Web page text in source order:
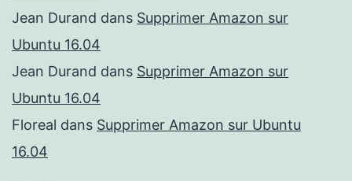
Jean Durand dans Supprimer Amazon sur
Ubuntu 16.04
Jean Durand dans Supprimer Amazon sur
Ubuntu 16.04
Floreal dans Supprimer Amazon sur Ubuntu
16.04